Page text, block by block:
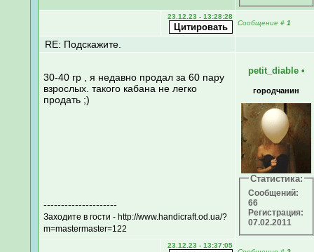
23.12.23 - 13:28:28
Сообщение # 1
RE: Подскажите.
30-40 гр , я недавно продал за 60 пару
взрослых. такого кабана не легко
продать ;)
---------------------
Заходите в гости - http://www.handicraft.od.ua/?
m=mastermaster=122
petit_diable •
городчанин
Статистика:
Сообщений:
66
Регистрация:
07.02.2011
23.12.23 - 13:37:05